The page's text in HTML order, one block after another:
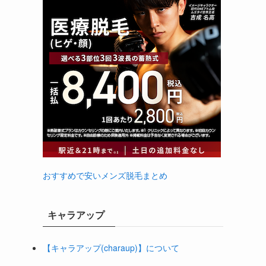
おすすめで安いメンズ脱毛まとめ
キャラアップ
【キャラアップ(charaup)】について